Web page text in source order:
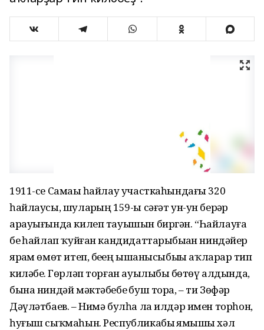
1911-се Самаҙы һайлау участкаһындағы 320
һайлаусы, шуларҙың 159-ы сәғәт ун-ун берҙәр
арауығында килеп тауышын биргән. “Һайлауға
беҙ һайлап ҡуйған кандидаттарыбыҙҙан ниндәйҙер
ярҙам өмөт итеп, беҙҙең ышанысыбыҙҙы аҡларҙар тип
киләбеҙ. Гөрләп торған ауылыбыҙ бөтөү алдында,
бына ниндәй мәктәбебеҙ буш тора, – ти Зөфәр
Дәүләтбаев. – Нимә булһа ла илдәр имен торһон,
һуғыш сыҡмаһын. Республикабыҙ яҙмышы хәл